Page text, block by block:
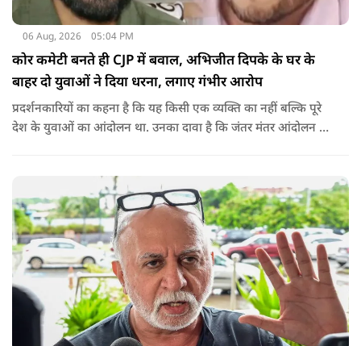
06 Aug, 2026 05:04 PM
कोर कमेटी बनते ही CJP में बवाल, अभिजीत दिपके के घर के
बाहर दो युवाओं ने दिया धरना, लगाए गंभीर आरोप
प्रदर्शनकारियों का कहना है कि यह किसी एक व्यक्ति का नहीं बल्कि पूरे
देश के युवाओं का आंदोलन था. उनका दावा है कि जंतर मंतर आंदोलन से